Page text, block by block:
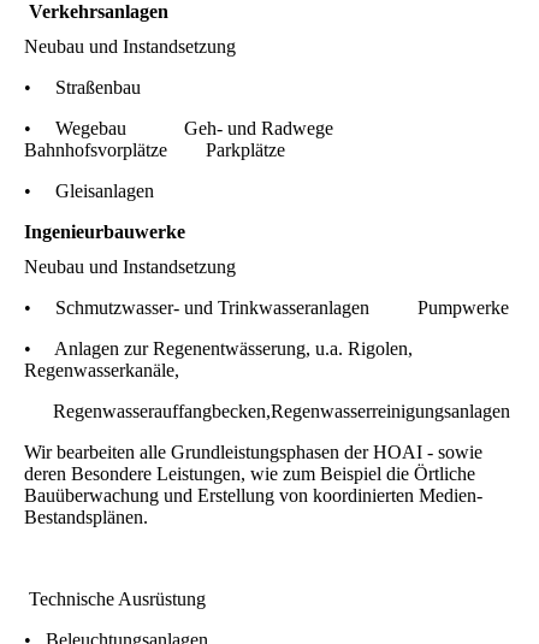
Verkehrsanlagen
Neubau und Instandsetzung
• Straßenbau
• Wegebau Geh- und Radwege
Bahnhofsvorplätze Parkplätze
• Gleisanlagen
Ingenieurbauwerke
Neubau und Instandsetzung
• Schmutzwasser- und Trinkwasseranlagen Pumpwerke
• Anlagen zur Regenentwässerung, u.a. Rigolen,
Regenwasserkanäle,
Regenwasserauffangbecken,Regenwasserreinigungsanlagen
Wir bearbeiten alle Grundleistungsphasen der HOAI - sowie
deren Besondere Leistungen, wie zum Beispiel die Örtliche
Bauüberwachung und Erstellung von koordinierten Medien-
Bestandsplänen.
Technische Ausrüstung